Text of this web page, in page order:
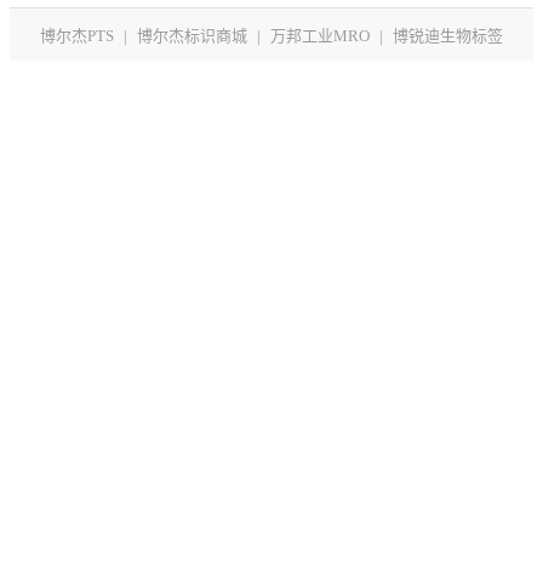
博尔杰PTS | 博尔杰标识商城 | 万邦工业MRO | 博锐迪生物标签